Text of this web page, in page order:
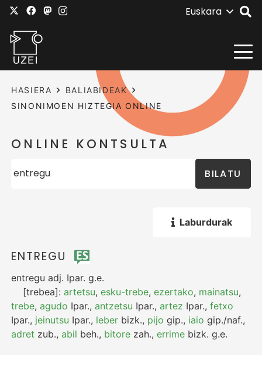
Euskara
HASIERA
BALIABIDEAK
SINONIMOEN HIZTEGIA ONLINE
ONLINE KONTSULTA
BILATU
Laburdurak
ENTREGU
entregu adj. Ipar. g.e.
[trebea]:artetsu,esku-trebe,ezertako, mainatsu,
trebe,agudo Ipar.,antzetsu Ipar.,artez Ipar.,fetxo
Ipar., jeinutsu Ipar., leber bizk., pijo gip., iaio gip./naf.,
adret zub.,abil beh., bitore zah.,errime bizk. g.e.